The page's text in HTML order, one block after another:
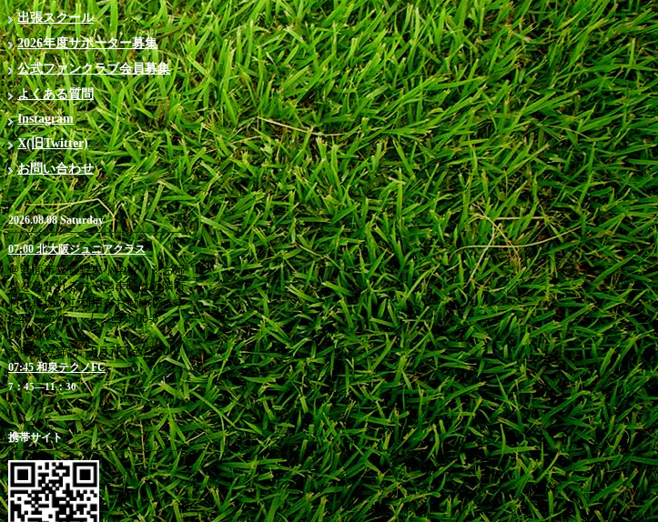
出張スクール
2026年度サポーター募集
公式ファンクラブ会員募集
よくある質問
Instagram
X(旧Twitter)
お問い合わせ
2026.08.08 Saturday
07:00 北大阪ジュニアクラス
＠箕面市立萱野東小学校 ※お帰
りを急がれる方や満車時は近隣有
料駐車場のご利用をお勧めします
6:40 受付 / 7：00-8：
00 練習
お申込み締切 8月7日(金)23:00
07:45 和泉テクノFC
7：45―11：30
携帯サイト